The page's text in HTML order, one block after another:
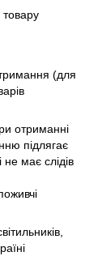
(для
отриманні
підлягає
не має слідів